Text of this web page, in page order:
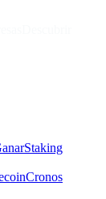
Staking
Cronos